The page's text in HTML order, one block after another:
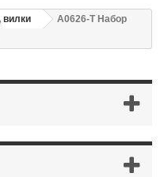
вилки
А0626-Т Набор